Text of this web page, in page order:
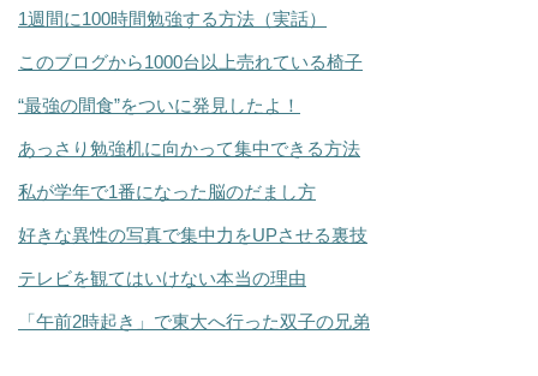
1週間に100時間勉強する方法（実話）
このブログから1000台以上売れている椅子
“最強の間食”をついに発見したよ！
あっさり勉強机に向かって集中できる方法
私が学年で1番になった脳のだまし方
好きな異性の写真で集中力をUPさせる裏技
テレビを観てはいけない本当の理由
「午前2時起き」で東大へ行った双子の兄弟